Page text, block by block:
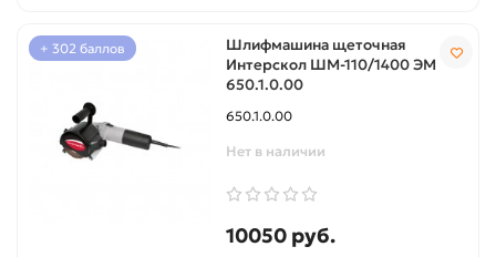
+ 302 баллов
Шлифмашина щеточная
Интерскол ШМ-110/1400 ЭМ
650.1.0.00
650.1.0.00
Нет в наличии
10050 руб.